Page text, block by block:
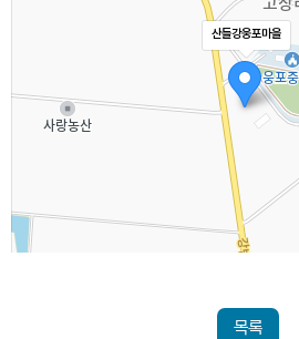
산들강웅포마을
목록